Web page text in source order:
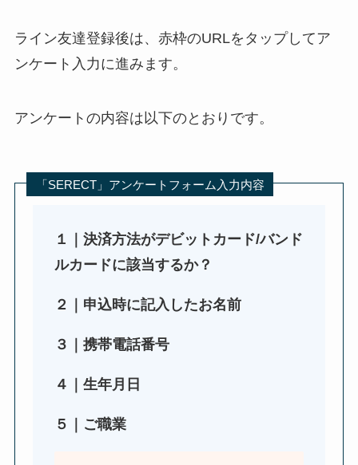
ライン友達登録後は、赤枠のURLをタップしてア
ンケート入力に進みます。
アンケートの内容は以下のとおりです。
「SERECT」アンケートフォーム入力内容
１｜決済方法がデビットカード/バンド
ルカードに該当するか？
２｜申込時に記入したお名前
３｜携帯電話番号
４｜生年月日
５｜ご職業